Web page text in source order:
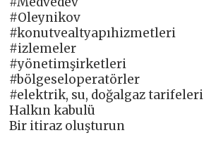
#Oleynikov
#konutvealtyapıhizmetleri
#izlemeler
#yönetimşirketleri
#bölgeseloperatörler
#elektrik, su, doğalgaz tarifeleri
Halkın kabulü
Bir itiraz oluşturun